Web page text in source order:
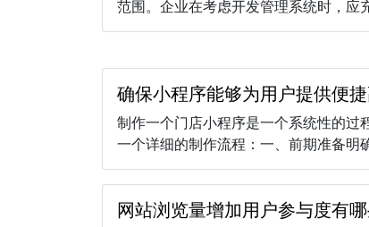
范围。企业在考虑开发管理系统时，应
确保小程序能够为用户提供便
制作一个门店小程序是一个系统性的过
一个详细的制作流程：一、前期准备明
网站浏览量增加用户参与度有